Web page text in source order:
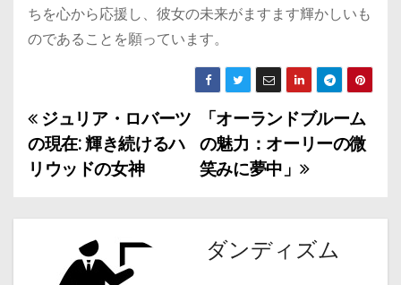
ちを心から応援し、彼女の未来がますます輝かしいも
のであることを願っています。
投
稿
「オーランドブルーム
の魅力：オーリーの微
笑みに夢中」
ジュリア・ロバーツ
の現在: 輝き続けるハ
リウッドの女神
ダンディズム